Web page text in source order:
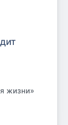
жизни»